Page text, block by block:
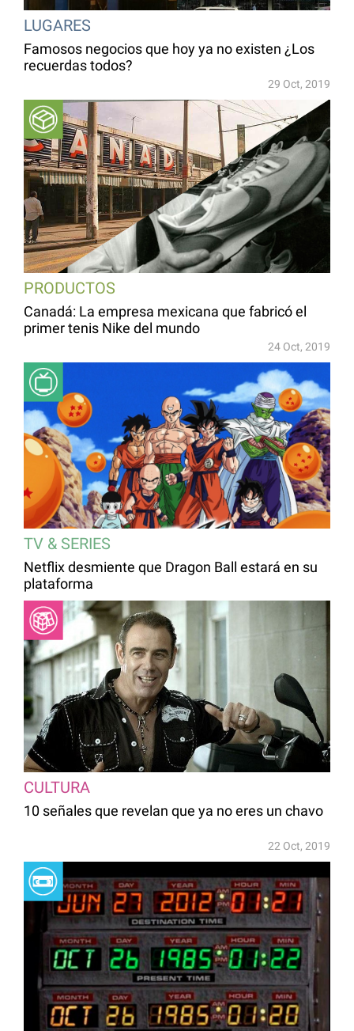
LUGARES
Famosos negocios que hoy ya no existen ¿Los
recuerdas todos?
29 Oct, 2019
PRODUCTOS
Canadá: La empresa mexicana que fabricó el
primer tenis Nike del mundo
24 Oct, 2019
TV & SERIES
Netflix desmiente que Dragon Ball estará en su
plataforma
CULTURA
10 señales que revelan que ya no eres un chavo
22 Oct, 2019